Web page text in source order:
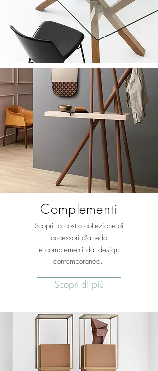
Complementi
Scopri la nostra collezione di
accessori d'arredo
e complementi dal design
contemporaneo.
Scopri di più